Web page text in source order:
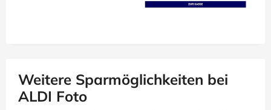
Weitere Sparmöglichkeiten bei
ALDI Foto